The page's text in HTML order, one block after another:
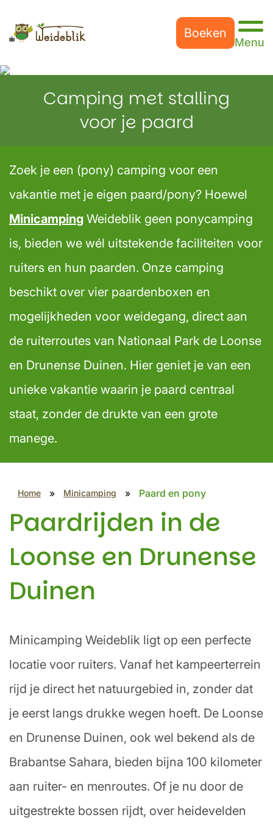
Boeken
Camping met stalling
voor je paard
Zoek je een (pony) camping voor een
vakantie met je eigen paard/pony? Hoewel
Minicamping Weideblik geen ponycamping
is, bieden we wél uitstekende faciliteiten voor
ruiters en hun paarden. Onze camping
beschikt over vier paardenboxen en
mogelijkheden voor weidegang, direct aan
de ruiterroutes van Nationaal Park de Loonse
en Drunense Duinen. Hier geniet je van een
unieke vakantie waarin je paard centraal
staat, zonder de drukte van een grote
manege.
Home » Minicamping » Paard en pony
Paardrijden in de
Loonse en Drunense
Duinen
Minicamping Weideblik ligt op een perfecte
locatie voor ruiters. Vanaf het kampeerterrein
rijd je direct het natuurgebied in, zonder dat
je eerst langs drukke wegen hoeft. De Loonse
en Drunense Duinen, ook wel bekend als de
Brabantse Sahara, bieden bijna 100 kilometer
aan ruiter- en menroutes. Of je nu door de
uitgestrekte bossen rijdt, over heidevelden